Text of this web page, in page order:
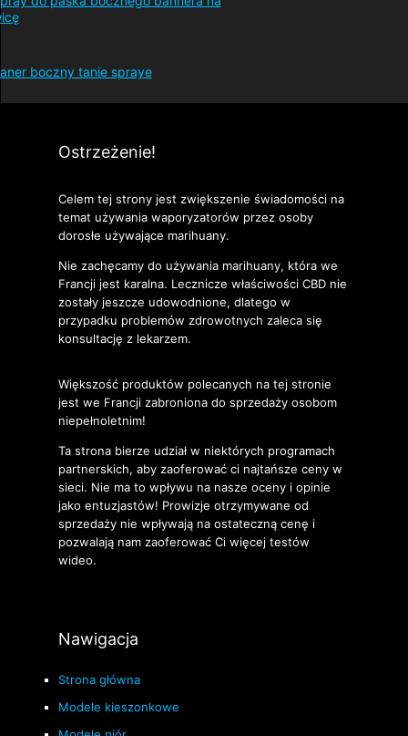
Ostrzeżenie!
Celem tej strony jest zwiększenie świadomości na
temat używania waporyzatorów przez osoby
dorosłe używające marihuany.
Nie zachęcamy do używania marihuany, która we
Francji jest karalna. Lecznicze właściwości CBD nie
zostały jeszcze udowodnione, dlatego w
przypadku problemów zdrowotnych zaleca się
konsultację z lekarzem.
Większość produktów polecanych na tej stronie
jest we Francji zabroniona do sprzedaży osobom
niepełnoletnim!
Ta strona bierze udział w niektórych programach
partnerskich, aby zaoferować ci najtańsze ceny w
sieci. Nie ma to wpływu na nasze oceny i opinie
jako entuzjastów! Prowizje otrzymywane od
sprzedaży nie wpływają na ostateczną cenę i
pozwalają nam zaoferować Ci więcej testów
wideo.
Nawigacja
Strona główna
Modele kieszonkowe